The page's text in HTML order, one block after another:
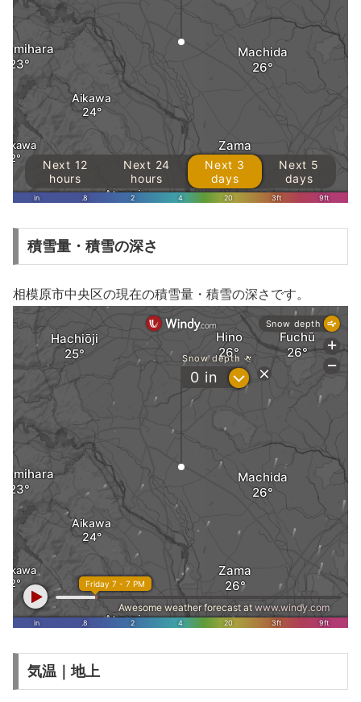
積雪量・積雪の深さ
相模原市中央区の現在の積雪量・積雪の深さです。
気温｜地上